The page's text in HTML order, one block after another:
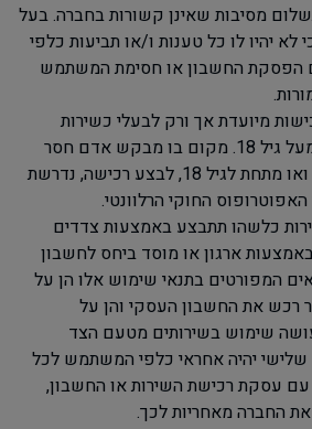
מסיבות שאינן קשורות בחברה. בעל
לא יהיו לו כל טענות ו/או תביעות כלפי
הפסקת החשבון או חסימת המשתמש
מיועדת אך ורק לבעלי כשירות
משפטית ולמי שמעל גיל 18. מקום בו מבקש אדם חסר
כשירות משפטית ואו מתחת לגיל 18, לבצע רכישה, נדרשת
החוקי הרלוונטי.
כלשהו תתבצע באמצעות צדדים
ארגון או מוסד ביחס לחשבון
המפורטים בתנאי שימוש אלו הן על
רכש את החשבון העסקי והן על
שימוש בשירותים מטעם הצד
שלישי יהיה אחראי כלפי המשתמש לכל
עם עסקת רכישת השירות או החשבון,
החברה מאחריות לכך.